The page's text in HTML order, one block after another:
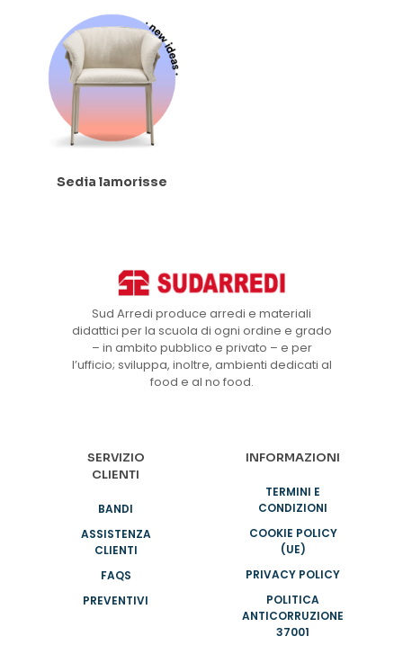
Sedia lamorisse
Sud Arredi produce arredi e materiali
didattici per la scuola di ogni ordine e grado
– in ambito pubblico e privato – e per
l’ufficio; sviluppa, inoltre, ambienti dedicati al
food e al no food.
SERVIZIO
CLIENTI
BANDI
ASSISTENZA
CLIENTI
FAQS
PREVENTIVI
INFORMAZIONI
TERMINI E
CONDIZIONI
COOKIE POLICY
(UE)
PRIVACY POLICY
POLITICA
ANTICORRUZIONE
37001